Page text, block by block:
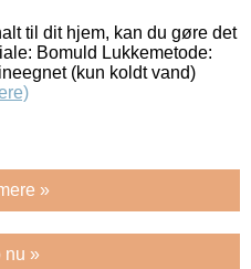
til dit hjem, kan du gøre det
Bomuld Lukkemetode:
(kun koldt vand)
»
nu »